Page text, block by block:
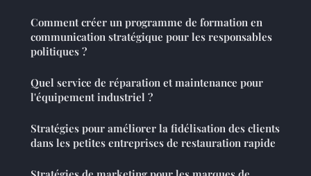
Comment créer un programme de formation en
communication stratégique pour les responsables
politiques ?
Quel service de réparation et maintenance pour
l'équipement industriel ?
Stratégies pour améliorer la fidélisation des clients
dans les petites entreprises de restauration rapide